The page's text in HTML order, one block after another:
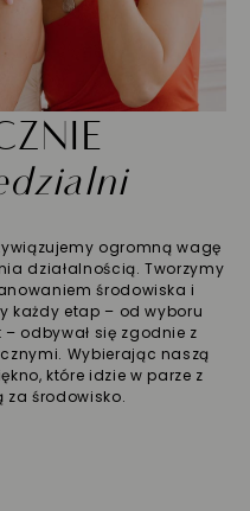
ogromną wagę
działalnością. Tworzymy
środowiska i
każdy etap – od wyboru
odbywał się zgodnie z
Wybierając naszą
które idzie w parze z
środowisko.